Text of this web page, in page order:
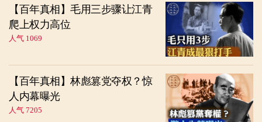
【百年真相】毛用三步骤让江青
爬上权力高位
人气 1069
【百年真相】林彪篡党夺权？惊
人内幕曝光
人气 7205